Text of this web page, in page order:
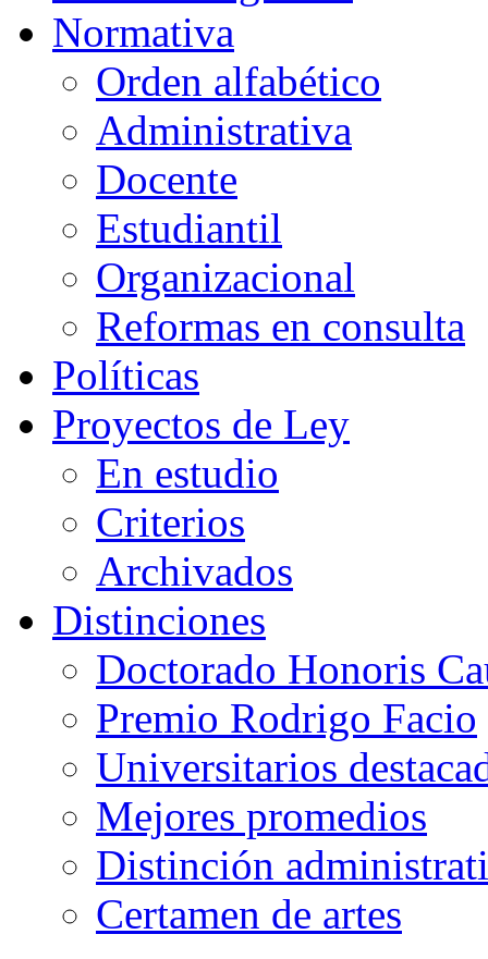
Normativa
Orden alfabético
Administrativa
Docente
Estudiantil
Organizacional
Reformas en consulta
Políticas
Proyectos de Ley
En estudio
Criterios
Archivados
Distinciones
Doctorado Honoris
Premio Rodrigo Facio
Universitarios
Mejores promedios
Distinción
Certamen de artes